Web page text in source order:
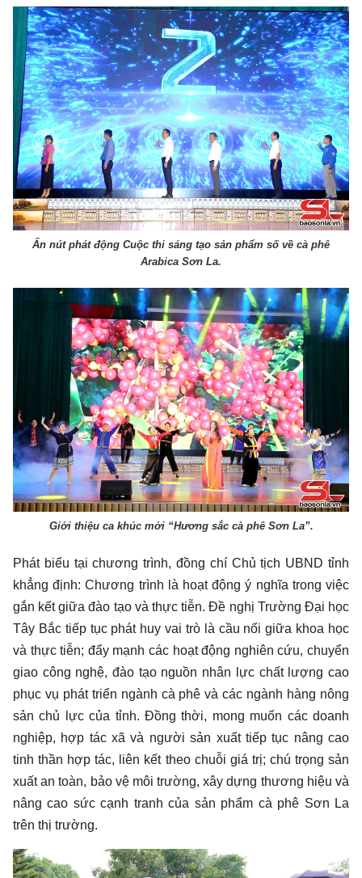
Ấn nút phát động Cuộc thi sáng tạo sản phẩm số về cà phê
Arabica Sơn La.
Giới thiệu ca khúc mới “Hương sắc cà phê Sơn La”.
Phát biểu tại chương trình, đồng chí Chủ tịch UBND tỉnh
khẳng định: Chương trình là hoạt động ý nghĩa trong việc
gắn kết giữa đào tạo và thực tiễn. Đề nghị Trường Đại học
Tây Bắc tiếp tục phát huy vai trò là cầu nối giữa khoa học
và thực tiễn; đẩy mạnh các hoạt động nghiên cứu, chuyển
giao công nghệ, đào tạo nguồn nhân lực chất lượng cao
phục vụ phát triển ngành cà phê và các ngành hàng nông
sản chủ lực của tỉnh. Đồng thời, mong muốn các doanh
nghiệp, hợp tác xã và người sản xuất tiếp tục nâng cao
tinh thần hợp tác, liên kết theo chuỗi giá trị; chú trọng sản
xuất an toàn, bảo vệ môi trường, xây dựng thương hiệu và
nâng cao sức cạnh tranh của sản phẩm cà phê Sơn La
trên thị trường.